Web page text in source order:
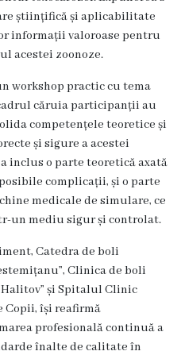
științifică și aplicabilitate
informații valoroase pentru
acestei zoonoze.
workshop practic cu tema
căruia participanții au
competențele teoretice și
și sigure a acestei
inclus o parte teoretică axată
complicații, și o parte
medicale de simulare, ce
un mediu sigur și controlat.
Catedra de boli
Clinica de boli
și Spitalul Clinic
Copii, își reafirmă
profesională continuă a
înalte de calitate în